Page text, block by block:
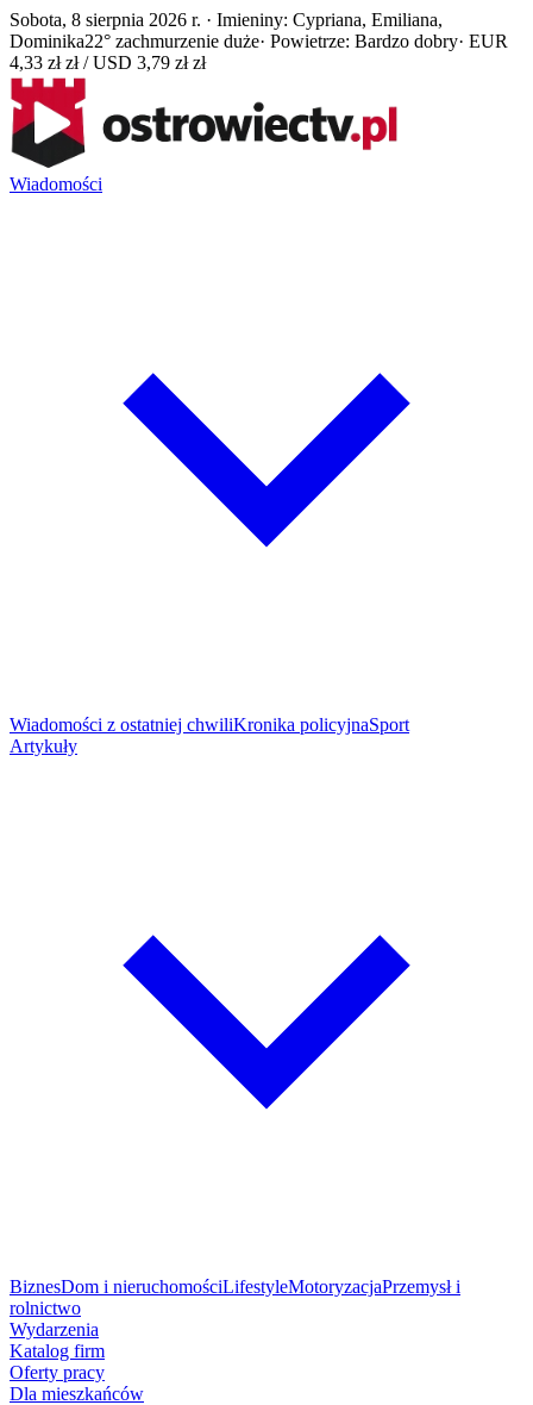
Sobota, 8 sierpnia 2026 r. · Imieniny: Cypriana, Emiliana,
Dominika22° zachmurzenie duże· Powietrze: Bardzo dobry· EUR
4,33 zł zł / USD 3,79 zł zł
Wiadomości
Wiadomości z ostatniej chwiliKronika policyjnaSport
Artykuły
BiznesDom i nieruchomościLifestyleMotoryzacjaPrzemysł i
rolnictwo
Wydarzenia
Katalog firm
Oferty pracy
Dla mieszkańców